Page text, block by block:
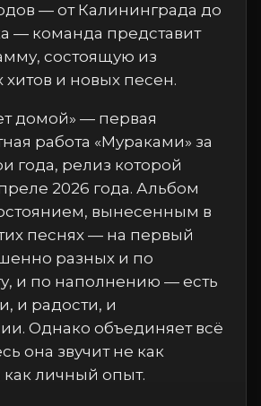
— от Калининграда до
— команда представит
состоящую из
и новых песен.
домой» — первая
работа «Мураками» за
года, релиз которой
2026 года. Альбом
вынесенным в
песнях — на первый
разных и по
и по наполнению — есть
и радости, и
Однако объединяет всё
она звучит не как
как личный опыт.